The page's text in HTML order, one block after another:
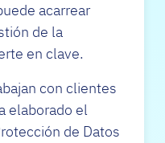
acarrear
de la
en clave.
con clientes
elaborado el
de Datos